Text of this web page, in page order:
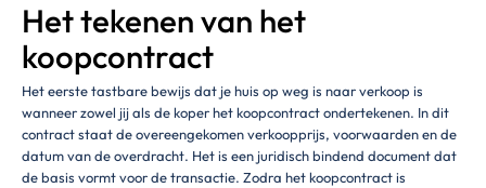
Het tekenen van het
koopcontract
Het eerste tastbare bewijs dat je huis op weg is naar verkoop is
wanneer zowel jij als de koper het koopcontract ondertekenen. In dit
contract staat de overeengekomen verkoopprijs, voorwaarden en de
datum van de overdracht. Het is een juridisch bindend document dat
de basis vormt voor de transactie. Zodra het koopcontract is